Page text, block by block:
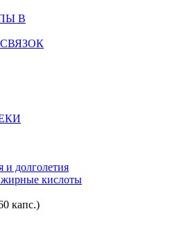
В
и долголетия
кислоты
капс.)